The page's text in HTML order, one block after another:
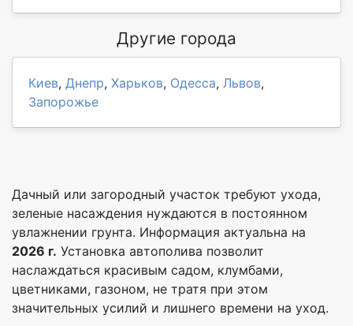
Другие города
Киев, Днепр, Харьков, Одесса, Львов,
Запорожье
Дачный или загородный участок требуют ухода,
зеленые насаждения нуждаются в постоянном
увлажнении грунта. Информация актуальна на
2026 г. Установка автополива позволит
наслаждаться красивым садом, клумбами,
цветниками, газоном, не тратя при этом
значительных усилий и лишнего времени на уход.